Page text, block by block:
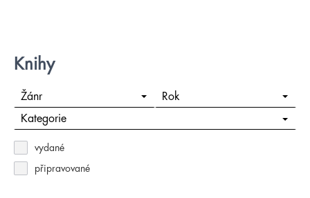
Knihy
Žánr Rok
Kategorie
vydané
připravované